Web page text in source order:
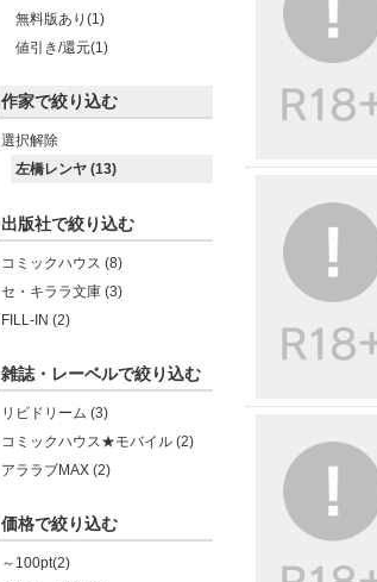
無料版あり(1)
値引き/還元(1)
作家で絞り込む
選択解除
左橋レンヤ (13)
出版社で絞り込む
コミックハウス (8)
セ・キララ文庫 (3)
FILL-IN (2)
雑誌・レーベルで絞り込む
リビドリーム (3)
コミックハウス★モバイル (2)
アララブMAX (2)
価格で絞り込む
～100pt(2)